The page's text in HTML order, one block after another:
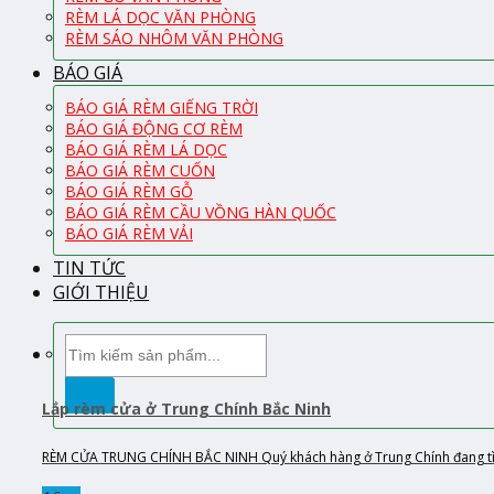
RÈM LÁ DỌC VĂN PHÒNG
RÈM SÁO NHÔM VĂN PHÒNG
BÁO GIÁ
BÁO GIÁ RÈM GIẾNG TRỜI
BÁO GIÁ ĐỘNG CƠ RÈM
BÁO GIÁ RÈM LÁ DỌC
BÁO GIÁ RÈM CUỐN
BÁO GIÁ RÈM GỖ
BÁO GIÁ RÈM CẦU VỒNG HÀN QUỐC
BÁO GIÁ RÈM VẢI
TIN TỨC
GIỚI THIỆU
kiếm:
Lắp rèm cửa ở Trung Chính Bắc Ninh
RÈM CỬA TRUNG CHÍNH BẮC NINH Quý khách hàng ở Trung Chính đang